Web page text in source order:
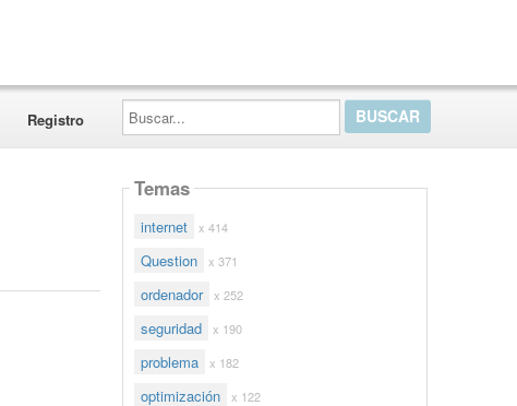
Registro
Buscar...
Temas
internet x 414
Question x 371
ordenador x 252
seguridad x 190
problema x 182
optimización x 122